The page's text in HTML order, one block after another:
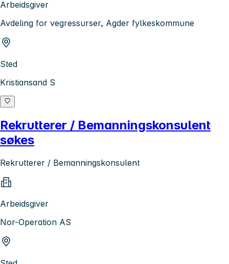
Arbeidsgiver
Avdeling for vegressurser, Agder fylkeskommune
Sted
Kristiansand S
Rekrutterer / Bemanningskonsulent
søkes
Rekrutterer / Bemanningskonsulent
Arbeidsgiver
Nor-Operation AS